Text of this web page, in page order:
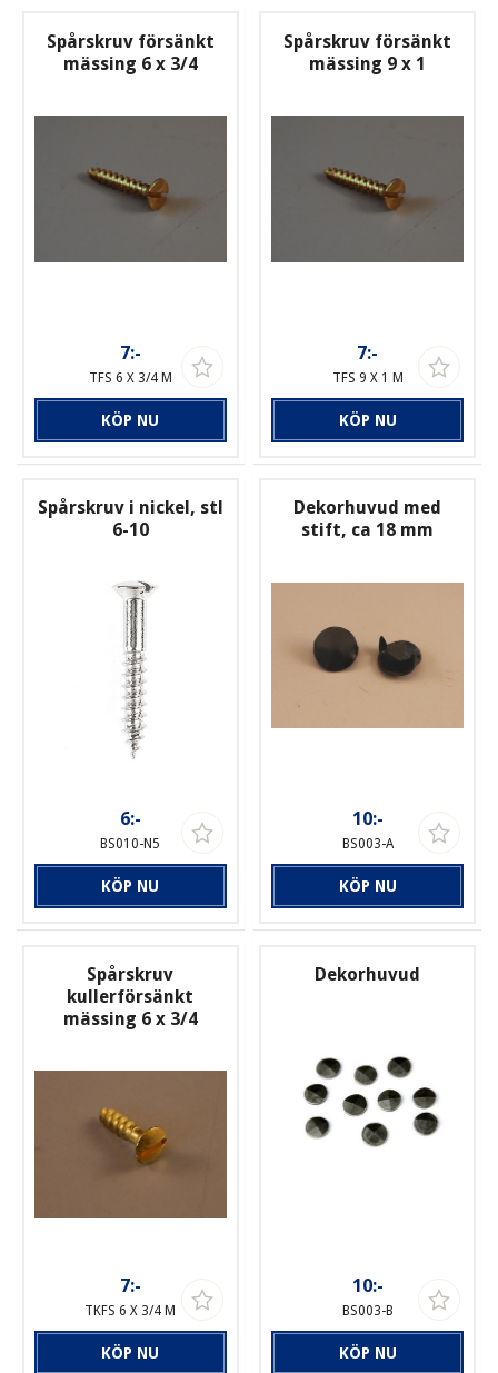
Spårskruv försänkt
mässing 6 x 3/4
7:-
TFS 6 X 3/4 M
KÖP NU
Spårskruv försänkt
mässing 9 x 1
7:-
TFS 9 X 1 M
KÖP NU
Spårskruv i nickel, stl
6-10
6:-
BS010-N5
KÖP NU
Dekorhuvud med
stift, ca 18 mm
10:-
BS003-A
KÖP NU
Spårskruv
kullerförsänkt
mässing 6 x 3/4
7:-
TKFS 6 X 3/4 M
KÖP NU
Dekorhuvud
10:-
BS003-B
KÖP NU